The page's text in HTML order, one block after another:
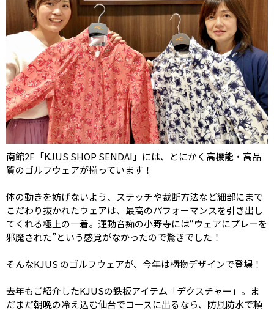
南館2F「KJUS SHOP SENDAI」には、とにかく高機能・高品
質のゴルフウェアが揃っています！
体の動きを妨げないよう、ステッチや裁断方法など細部にまで
こだわり抜かれたウェアは、最高のパフォーマンスを引き出し
てくれる極上の一着。運動音痴の小野寺には“ウェアにプレーを
邪魔された”という感覚がなかったので驚きでした！
そんなKJUS のゴルフウェアが、今年は柄物デザインで登場！
去年もご紹介したKJUSの鉄板アイテム「デクスチャー」。ま
だまだ朝晩の冷え込む仙台でコースに出るなら、防風防水で頼